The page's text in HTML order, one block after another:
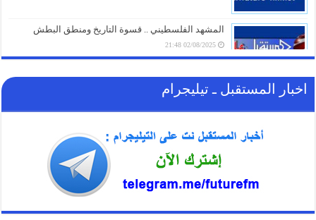
المشهد الفلسطيني .. قسوة التاريخ ومنطق البطش
02/08/2025 21:48
اخبار المستقبل ـ تيليجرام